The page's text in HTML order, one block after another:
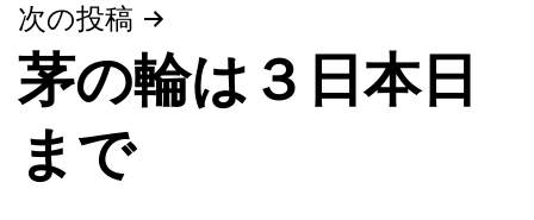
ビ
ゲ
ー
シ
次の投稿
茅の輪は３日本日
まで